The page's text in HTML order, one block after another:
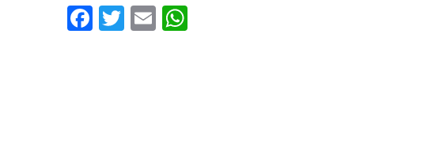
Facebook
Twitter
Email